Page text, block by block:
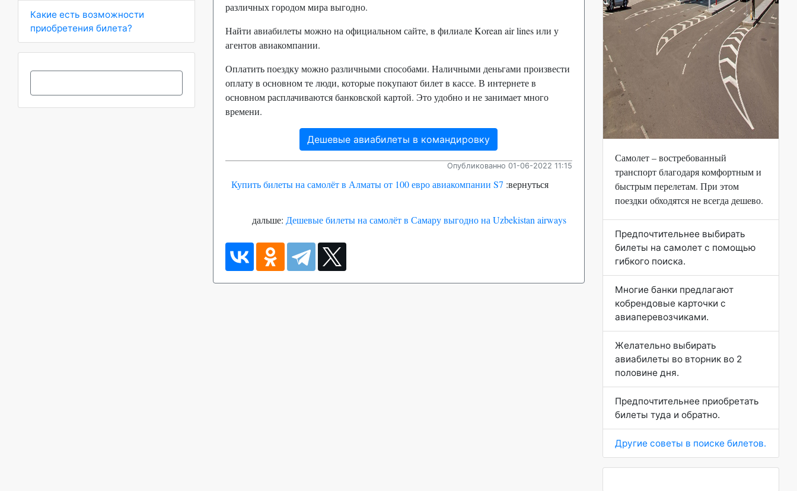
Какие есть возможности
приобретения билета?
различных городом мира выгодно.
Найти авиабилеты можно на официальном сайте, в филиале Korean air lines или у
агентов авиакомпании.
Оплатить поездку можно различными способами. Наличными деньгами произвести
оплату в основном те люди, которые покупают билет в кассе. В интернете в
основном расплачиваются банковской картой. Это удобно и не занимает много
времени.
Дешевые авиабилеты в командировку
Опубликованно 01-06-2022 11:15
Купить билеты на самолёт в Алматы от 100 евро авиакомпании S7 :вернуться
дальше: Дешевые билеты на самолёт в Самару выгодно на Uzbekistan airways
Самолет – востребованный
транспорт благодаря комфортным и
быстрым перелетам. При этом
поездки обходятся не всегда дешево.
Предпочтительнее выбирать
билеты на самолет с помощью
гибкого поиска.
Многие банки предлагают
кобрендовые карточки с
авиаперевозчиками.
Желательно выбирать
авиабилеты во вторник во 2
половине дня.
Предпочтительнее приобретать
билеты туда и обратно.
Другие советы в поиске билетов.